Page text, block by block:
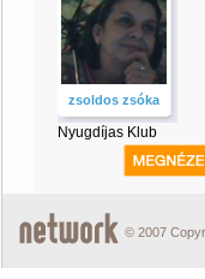
zsoldos zsóka
Nyugdíjas Klub
© 2007